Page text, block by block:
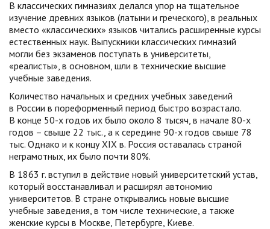
В классических гимназиях делался упор на тщательное
изучение древних языков (латыни и греческого), в реальных
вместо «классических» языков читались расширенные курсы
естественных наук. Выпускники классических гимназий
могли без экзаменов поступать в университеты,
«реалисты», в основном, шли в технические высшие
учебные заведения.
Количество начальных и средних учебных заведений
в России в пореформенный период быстро возрастало.
В конце 50-х годов их было около 8 тысяч, в начале 80-х
годов – свыше 22 тыс., а к середине 90-х годов свыше 78
тыс. Однако и к концу XIX в. Россия оставалась страной
неграмотных, их было почти 80%.
В 1863 г. вступил в действие новый университетский устав,
который восстанавливал и расширял автономию
университетов. В стране открывались новые высшие
учебные заведения, в том числе технические, а также
женские курсы в Москве, Петербурге, Киеве.